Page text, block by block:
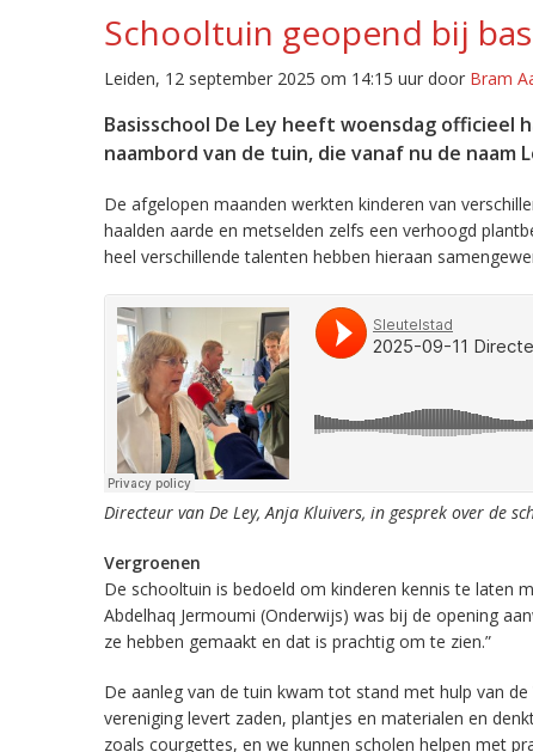
Schooltuin geopend bij
Leiden, 12 september 2025 om 14:15 uur door Bram
Basisschool De Ley heeft woensdag
naambord van de tuin, die vanaf nu de naam
De afgelopen maanden werkten kinderen van
haalden aarde en metselden zelfs een verhoogd
heel verschillende talenten hebben hieraan
Directeur van De Ley, Anja Kluivers, in gesprek over de
Vergroenen
De schooltuin is bedoeld om kinderen kennis te laten
Abdelhaq Jermoumi (Onderwijs) was bij de opening
ze hebben gemaakt en dat is prachtig om te zien.”
De aanleg van de tuin kwam tot stand met hulp van
vereniging levert zaden, plantjes en materialen en
zoals courgettes, en we kunnen scholen helpen met